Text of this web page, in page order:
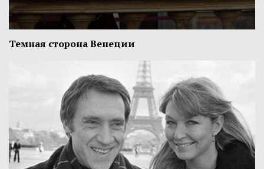
Темная сторона Венеции